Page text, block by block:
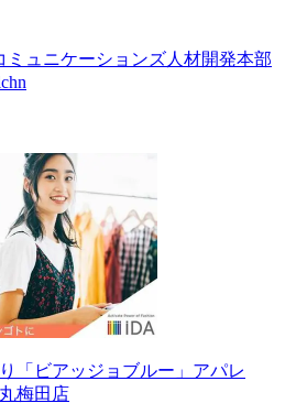
ミュニケーションズ人材開発本部
「ビアッジョブルー」アパレ
梅田店